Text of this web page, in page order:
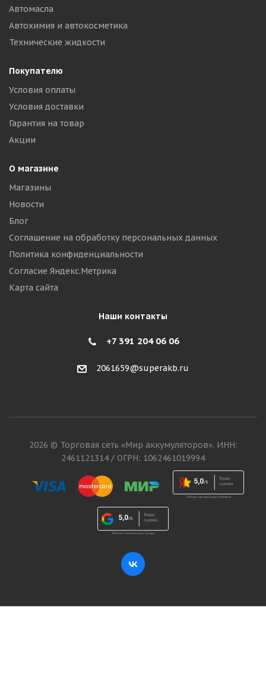
Автомасла
Автохимия и автокосметика
Технические жидкости
Покупателю
Условия оплаты
Условия доставки
Гарантия на товар
Акции
О магазине
Магазины
Новости
Блог
Соглашение на обработку персональных данных
Политика конфиденциальности
Согласие Яндекс.Метрика
Карта сайта
Наши контакты
+7 391 204 06 06
2061659@superakb.ru
2026 © Торговая сеть «Мир аккумуляторов». ИНН:
2461121314 / ОГРН: 1062461019994